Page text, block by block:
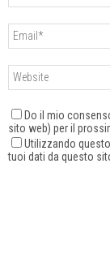
Do il mio
sito web) per il
Utilizzando
tuoi dati da questo